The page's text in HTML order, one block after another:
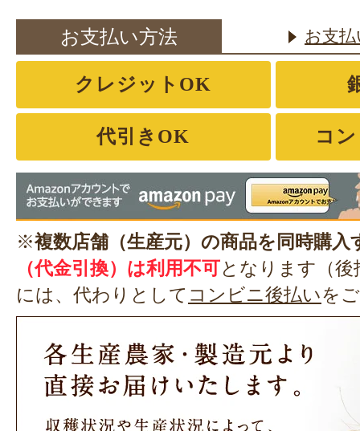
お支払い方法 お支
クレジットOK
代引きOK コ
※複数店舗（生産元）の商品を同時購入
（代金引換）は利用不可となります（
には、代わりとして コンビニ後払いを